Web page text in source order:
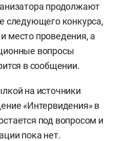
продолжают
следующего конкурса,
место проведения, а
вопросы
в сообщении.
на источники
«Интервидения» в
под вопросом и
пока нет.